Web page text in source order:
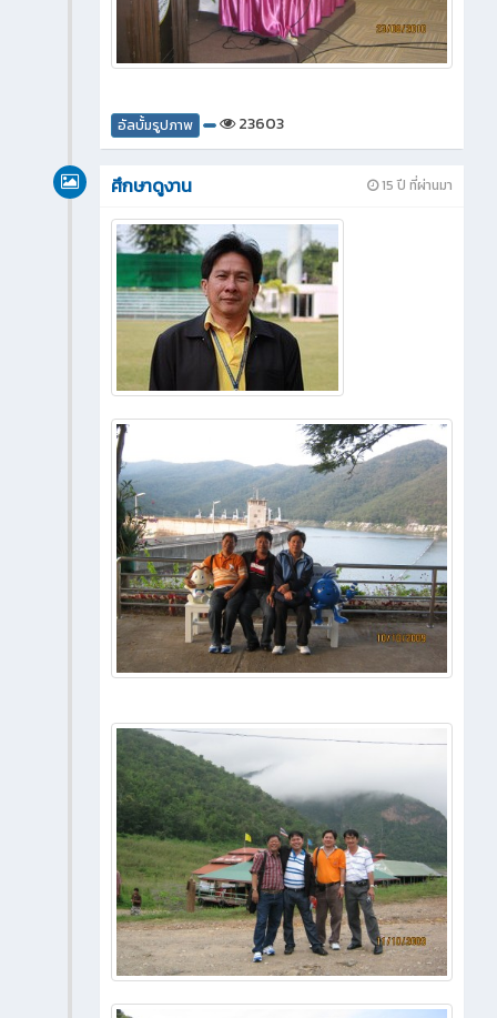
อัลบั้มรูปภาพ 23603
15 ปี ที่ผ่านมา
ศึกษาดูงาน